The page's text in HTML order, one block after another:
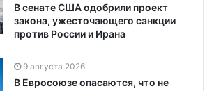
В сенате США одобрили проект
закона, ужесточающего санкции
против России и Ирана
9 августа 2026
В Евросоюзе опасаются, что не